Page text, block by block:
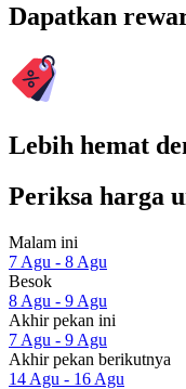
Dapatkan
Lebih hemat
Periksa harga
Malam ini
7 Agu - 8 Agu
Besok
8 Agu - 9 Agu
Akhir pekan ini
7 Agu - 9 Agu
Akhir pekan berikutnya
14 Agu - 16 Agu